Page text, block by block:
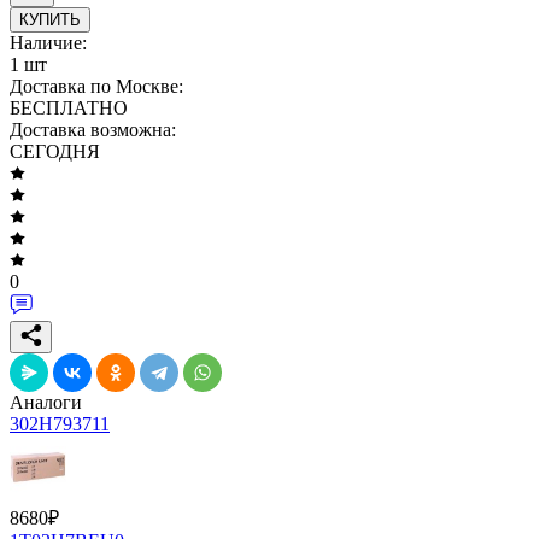
КУПИТЬ
Наличие:
1 шт
Доставка по Москве:
БЕСПЛАТНО
Доставка возможна:
СЕГОДНЯ
0
Аналоги
302H793711
8680₽